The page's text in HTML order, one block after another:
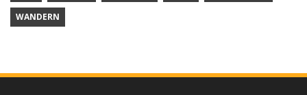
WANDERN